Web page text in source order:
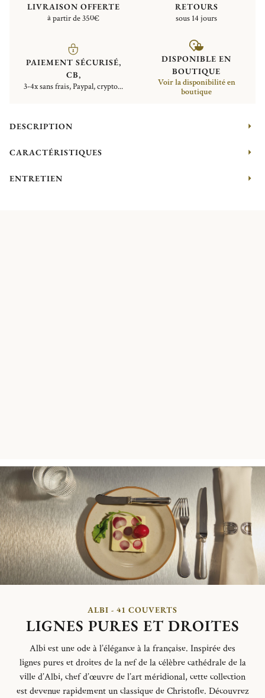
LIVRAISON OFFERTE
à partir de 350€
RETOURS
sous 14 jours
PAIEMENT SÉCURISÉ,
CB,
3-4x sans frais, Paypal, crypto...
DISPONIBLE EN
BOUTIQUE
Voir la disponibilité en
boutique
DESCRIPTION
CARACTÉRISTIQUES
ENTRETIEN
ALBI - 41 COUVERTS
LIGNES PURES ET DROITES
Albi est une ode à l’élégance à la française. Inspirée des
lignes pures etdroites de la nef de la célèbre cathédrale de la
ville d’Albi, chef d’œuvre de l’art méridional, cette collection
est devenuerapidement un classique de Christofle. Découvrez